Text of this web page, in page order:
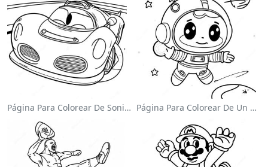
Página Para Colorear De Sonic El Velocista Página Para Colorear De Un Astronauta Lindo Flotando En El Espacio